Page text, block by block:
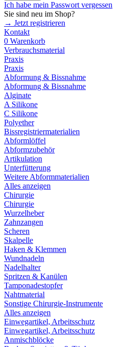
Ich habe mein Passwort vergessen
Sie sind neu im Shop?
→ Jetzt registrieren
Kontakt
0 Warenkorb
Verbrauchsmaterial
Praxis
Praxis
Abformung & Bissnahme
Abformung & Bissnahme
Alginate
A Silikone
C Silikone
Polyether
Bissregistriermaterialien
Abformlöffel
Abformzubehör
Artikulation
Unterfütterung
Weitere Abformmaterialien
Alles anzeigen
Chirurgie
Chirurgie
Wurzelheber
Zahnzangen
Scheren
Skalpelle
Haken & Klemmen
Wundnadeln
Nadelhalter
Spritzen & Kanülen
Tamponadestopfer
Nahtmaterial
Sonstige Chirurgie-Instrumente
Alles anzeigen
Einwegartikel, Arbeitsschutz
Einwegartikel, Arbeitsschutz
Anmischblöcke